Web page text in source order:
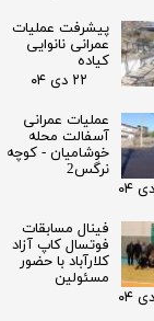
پیشرفت عملیات
عمرانی نانوایی
کیاده
۲۲ دی ۰۴
عملیات عمرانی
آسفالت محله
خوشامیان - کوچه
نرگس2
فینال مسابقات
فوتسال کاپ آزاد
کلارآباد با حضور
مسئولین